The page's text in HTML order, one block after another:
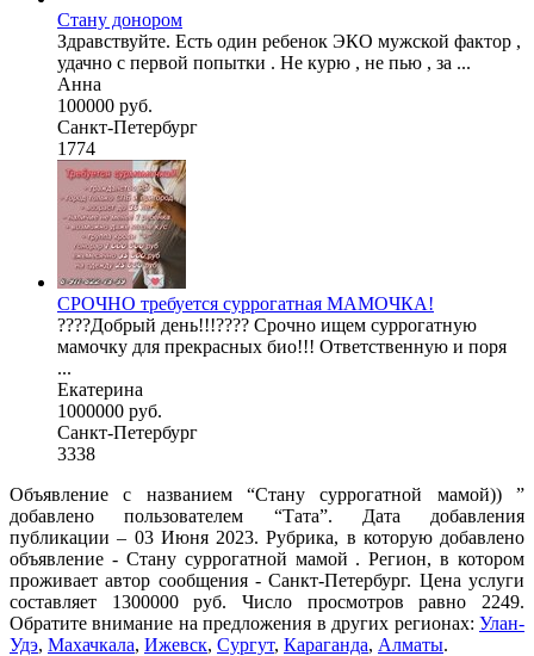
Стану донором
Здравствуйте. Есть один ребенок ЭКО мужской фактор ,
удачно с первой попытки . Не курю , не пью , за ...
Анна
100000 руб.
Санкт-Петербург
1774
СРОЧНО требуется суррогатная МАМОЧКА!
????Добрый день!!!???? Срочно ищем суррогатную
мамочку для прекрасных био!!! Ответственную и поря
...
Екатерина
1000000 руб.
Санкт-Петербург
3338
Объявление с названием “Стану суррогатной мамой)) ”
добавлено пользователем “Тата”. Дата добавления
публикации – 03 Июня 2023. Рубрика, в которую добавлено
объявление - Cтану суррогатной мамой . Регион, в котором
проживает автор сообщения - Санкт-Петербург. Цена услуги
составляет 1300000 руб. Число просмотров равно 2249.
Обратите внимание на предложения в других регионах: Улан-
Удэ, Махачкала, Ижевск, Сургут, Караганда, Алматы.